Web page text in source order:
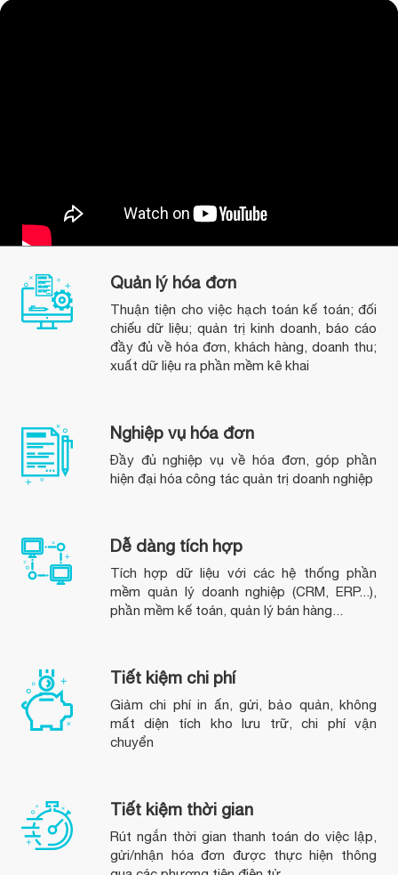
Quản lý hóa đơn
Thuận tiện cho việc hạch toán kế toán; đối
chiếu dữ liệu; quản trị kinh doanh, báo cáo
đầy đủ về hóa đơn, khách hàng, doanh thu;
xuất dữ liệu ra phần mềm kê khai
Nghiệp vụ hóa đơn
Đầy đủ nghiệp vụ về hóa đơn, góp phần
hiện đại hóa công tác quản trị doanh nghiệp
Dễ dàng tích hợp
Tích hợp dữ liệu với các hệ thống phần
mềm quản lý doanh nghiệp (CRM, ERP...),
phần mềm kế toán, quản lý bán hàng...
Tiết kiệm chi phí
Giảm chi phí in ấn, gửi, bảo quản, không
mất diện tích kho lưu trữ, chi phí vận
chuyển
Tiết kiệm thời gian
Rút ngắn thời gian thanh toán do việc lập,
gửi/nhận hóa đơn được thực hiện thông